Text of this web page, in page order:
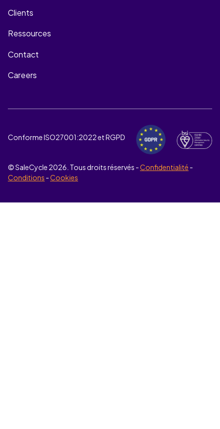
Clients
Ressources
Contact
Careers
© SaleCycle 2026 . Tous droits réservés -Confidentialité -
Conditions -Cookies
Conforme ISO27001:2022 et RGPD